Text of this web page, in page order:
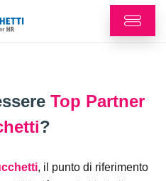
Top Partner
?
, il punto di riferimento